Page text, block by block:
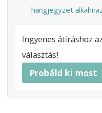
hangjegyzet
Ingyenes átíráshoz
választás!
Probáld ki most